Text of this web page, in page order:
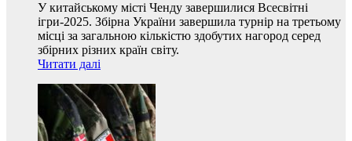
У китайському місті Ченду завершилися Всесвітні
ігри-2025. Збірна України завершила турнір на третьому
місці за загальною кількістю здобутих нагород серед
збірних різних країн світу.
Читати далі